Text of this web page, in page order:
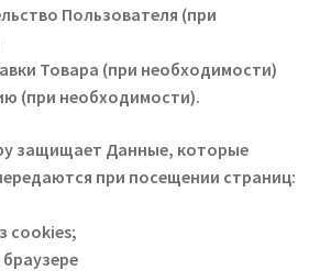
Пользователя (при
Товара (при необходимости)
(при необходимости).
защищает Данные, которые
при посещении страниц:
cookies;